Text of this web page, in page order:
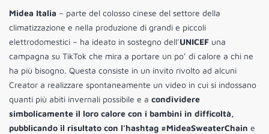
Midea Italia – parte del colosso cinese del settore della
climatizzazione e nella produzione di grandi e piccoli
elettrodomestici – ha ideato in sostegno dell’UNICEF una
campagna su TikTok che mira a portare un po’ di calore a chi ne
ha più bisogno. Questa consiste in un invito rivolto ad alcuni
Creator a realizzare spontaneamente un video in cui si indossano
quanti più abiti invernali possibile e a condividere
simbolicamente il loro calore con i bambini in difficoltà,
pubblicando il risultato con l’hashtag #MideaSweaterChain e